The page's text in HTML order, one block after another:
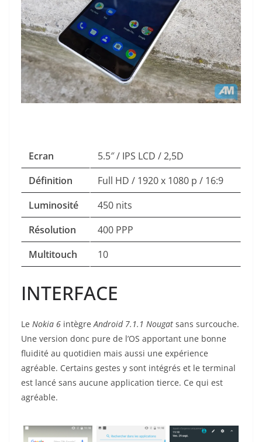
Ecran
5.5″ / IPS LCD / 2,5D
Définition
Full HD / 1920 x 1080 p / 16:9
Luminosité
450 nits
Résolution
400 PPP
Multitouch
10
INTERFACE
Le Nokia 6 intègre Android 7.1.1 Nougat sans surcouche.
Une version donc pure de l’OS apportant une bonne
fluidité au quotidien mais aussi une expérience
agréable. Certains gestes y sont intégrés et le terminal
est lancé sans aucune application tierce. Ce qui est
agréable.